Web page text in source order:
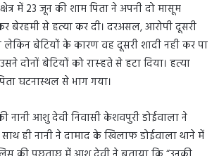
में 23 जून की शाम पिता ने अपनी दो मासूम
बेरहमी से हत्या कर दी। दरअसल, आरोपी दूसरी
लेकिन बेटियों के कारण वह दूसरी शादी नही कर पा
दोनों बेटियों को रास्हते से हटा दिया। हत्या
घटनास्थल से भाग गया।
नानी आशु देवी निवासी केशवपुरी डोईवाला ने
ही नानी ने दामाद के खिलाफ डोईवाला थाने में